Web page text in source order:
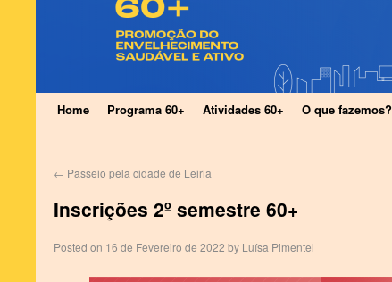
Home Programa 60+ Atividades 60+ O que fazemos?
← Passeio pela cidade de Leiria
Inscrições 2º semestre 60+
Posted on 16 de Fevereiro de 2022 by Luísa Pimentel